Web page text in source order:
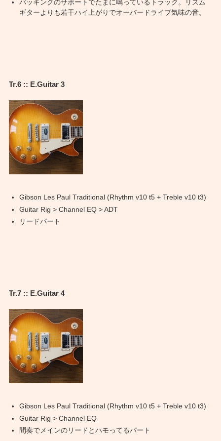
バッキングのサポートでたまに鳴っているトラック。リズム
ギターよりも若干ハイ上がりでオーバードライブ気味の音。
Tr.6 :: E.Guitar 3
Gibson Les Paul Traditional (Rhythm v10 t5 + Treble v10 t3)
Guitar Rig > Channel EQ > ADT
リードパート
Tr.7 :: E.Guitar 4
Gibson Les Paul Traditional (Rhythm v10 t5 + Treble v10 t3)
Guitar Rig > Channel EQ
間奏でメインのリードとハモってるパート